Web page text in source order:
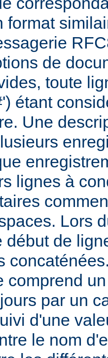
format
de
toute
étant
Une
lignes à
Lors
début de
comprend
par un
d'une
le nom